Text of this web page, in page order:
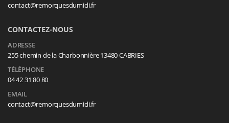
contact@remorquesdumidi.fr
CONTACTEZ-NOUS
ADRESSE
255 chemin de la Charbonnière 13480 CABRIES
TÉLÉPHONE
04 42 31 80 80
EMAIL
contact@remorquesdumidi.fr